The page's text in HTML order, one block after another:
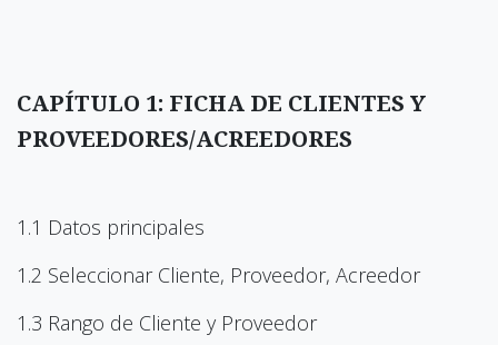
CAPÍTULO 1: FICHA DE CLIENTES Y
PROVEEDORES/ACREEDORES
1.1 Datos principales
1.2 Seleccionar Cliente, Proveedor, Acreedor
1.3 Rango de Cliente y Proveedor